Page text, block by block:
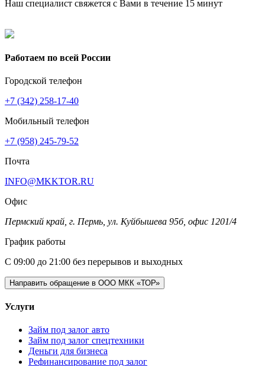
Наш специалист свяжется с Вами в течение 15 минут
Работаем по всей России
Городской телефон
+7 (342) 258-17-40
Мобильный телефон
+7 (958) 245-79-52
Почта
INFO@MKKTOR.RU
Офис
Пермский край, г. Пермь, ул. Куйбышева 95б, офис 1201/4
График работы
С 09:00 до 21:00 без перерывов и выходных
Направить обращение в ООО МКК «ТОР»
Услуги
Займ под залог авто
Займ под залог спецтехники
Деньги для бизнеса
Рефинансирование под залог